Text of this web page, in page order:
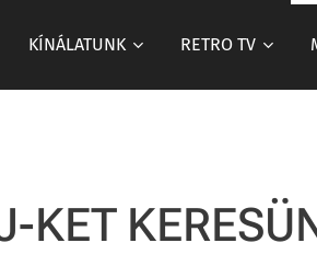
KÍNÁLATUNK RETRO TV
KET